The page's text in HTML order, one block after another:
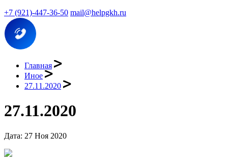
+7 (921)-447-36-50 mail@helpgkh.ru
Главная
Иное
27.11.2020
27.11.2020
Дата: 27 Ноя 2020